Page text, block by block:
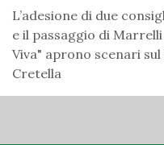
L’adesione di due
e il passaggio di
Viva" aprono scenari
Cretella